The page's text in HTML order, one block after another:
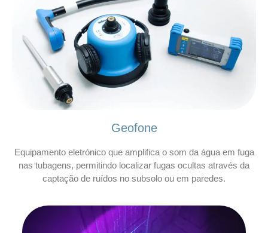
Geofone
Equipamento eletrónico que amplifica o som da água em fuga
nas tubagens, permitindo localizar fugas ocultas através da
captação de ruídos no subsolo ou em paredes.